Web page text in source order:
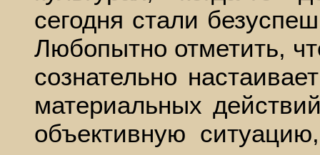
сегодня стали
Любопытно отметить,
сознательно
материальных
объективную